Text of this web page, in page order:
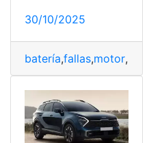
30/10/2025
batería,fallas,motor,